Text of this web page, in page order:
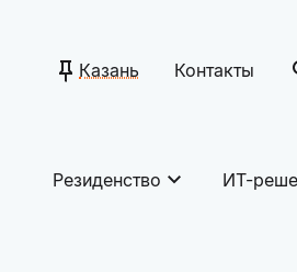
Казань Контакты
Резиденство ИТ-